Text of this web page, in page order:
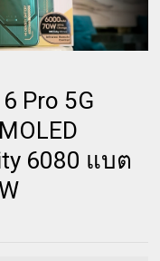
Pro 5G
6080 แบต